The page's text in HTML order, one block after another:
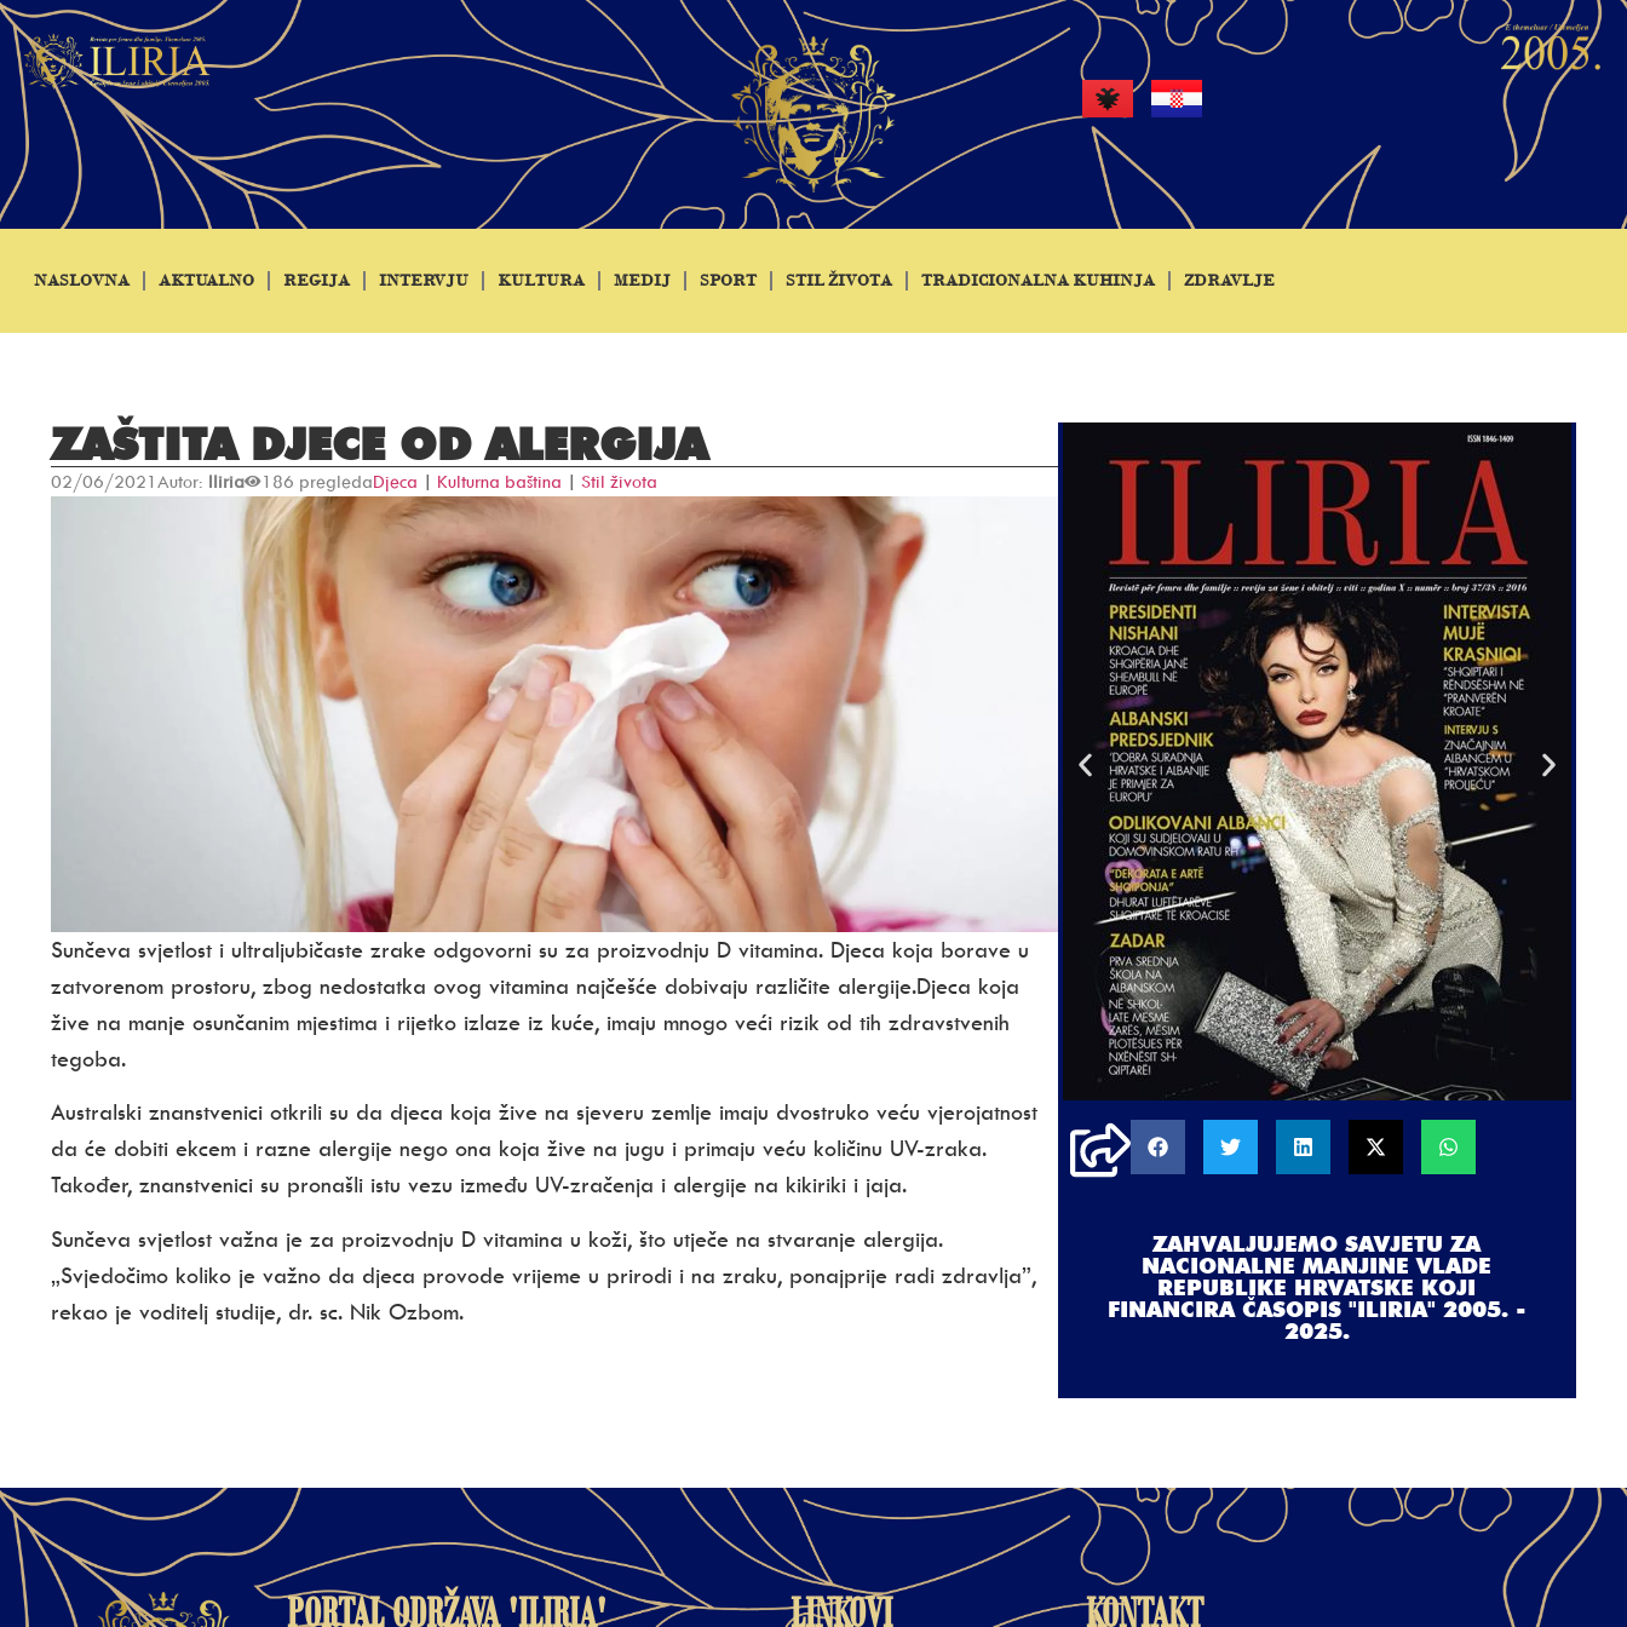
NASLOVNA AKTUALNO REGIJA INTERVJU KULTURA MEDIJ SPORT STIL ŽIVOTA TRADICIONALNA KUHINJA ZDRAVLJE
ZAŠTITA DJECE OD ALERGIJA
02/06/2021 Autor: Iliria 186 pregledaDjeca | Kulturna baština | Stil života
Sunčeva svjetlost i ultra­ljubičaste zrake odgovorni su za proizvodnju D vitamina. Djeca koja borave u
zatvorenom prostoru, zbog nedostatka ovog vitamina najčešće dobivaju različite alergije.Djeca koja
žive na manje osunčanim mjestima i rijetko izlaze iz kuće, imaju mnogo veći rizik od tih zdravstvenih
tegoba.
Australski znanstvenici otkrili su da djeca koja žive na sjeveru zemlje imaju dvostruko veću vjerojatnost
da će dobiti ekcem i razne alergije nego ona koja žive na jugu i primaju veću količinu UV-zraka.
Također, znanstvenici su pronašli istu vezu između UV-zračenja i alergije na kikiriki i jaja.
Sunčeva svjetlost važna je za proizvodnju D vitamina u koži, što utječe na stvaranje alergija.
„Svjedočimo koliko je važno da djeca provode vrijeme u prirodi i na zraku, ponajprije radi zdravlja”,
rekao je voditelj studije, dr. sc. Nik Ozbom.
ZAHVALJUJEMO SAVJETU ZA
NACIONALNE MANJINE VLADE
REPUBLIKE HRVATSKE KOJI
FINANCIRA ČASOPIS "ILIRIA" 2005. -
2025.
PORTAL ODRŽAVA 'ILIRIA' LINKOVI KONTAKT